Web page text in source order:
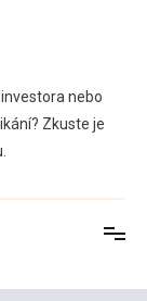
nebo
Zkuste je